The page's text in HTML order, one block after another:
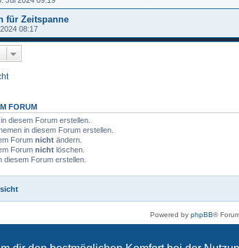
für Zeitspanne
08:17
FORUM
diesem Forum erstellen.
in diesem Forum erstellen.
Forum nicht ändern.
Forum nicht löschen.
diesem Forum erstellen.
Powered by phpBB®